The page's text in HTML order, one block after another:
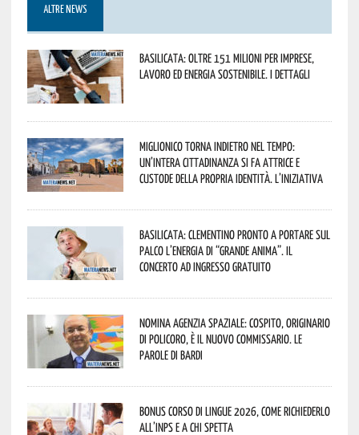
ALTRE NEWS
Basilicata: oltre 151 milioni per imprese,
lavoro ed energia sostenibile. I dettagli
Miglionico torna indietro nel tempo:
un’intera cittadinanza si fa attrice e
custode della propria identità. L’iniziativa
Basilicata: Clementino pronto a portare sul
palco l’energia di “Grande Anima”. Il
concerto ad ingresso gratuito
Nomina Agenzia Spaziale: Cospito, originario
di Policoro, è il nuovo commissario. Le
parole di Bardi
Bonus corso di lingue 2026, come richiederlo
all’INPS e a chi spetta